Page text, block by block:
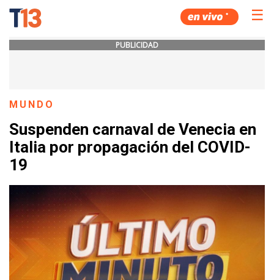
☰
PUBLICIDAD
MUNDO
Suspenden carnaval de Venecia en
Italia por propagación del COVID-
19